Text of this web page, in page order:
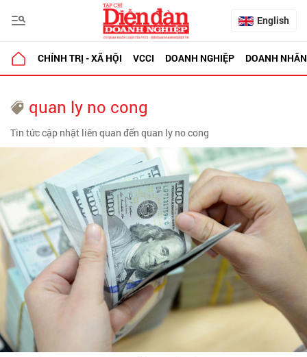
English
CHÍNH TRỊ - XÃ HỘI VCCI DOANH NGHIỆP DOANH NHÂN
quan ly no cong
Tin tức cập nhật liên quan đến quan ly no cong